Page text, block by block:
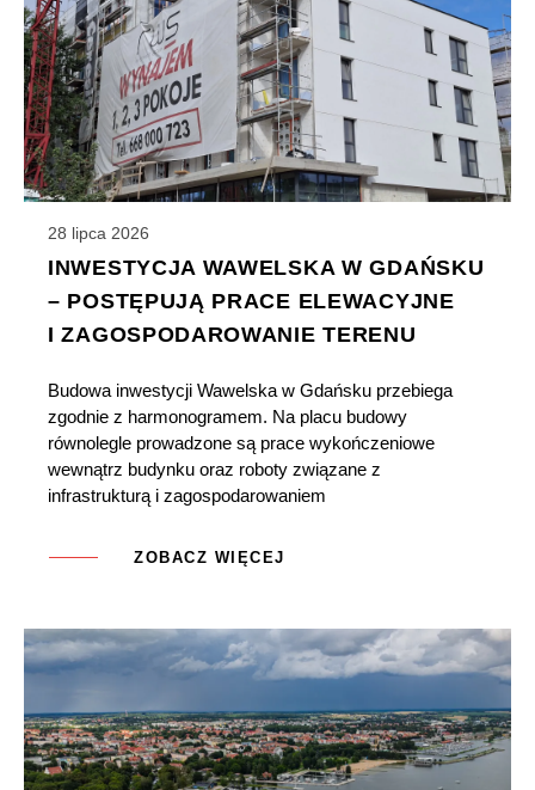
28 lipca 2026
INWESTYCJA WAWELSKA W GDAŃSKU
– POSTĘPUJĄ PRACE ELEWACYJNE
I ZAGOSPODAROWANIE TERENU
Budowa inwestycji Wawelska w Gdańsku przebiega
zgodnie z harmonogramem. Na placu budowy
równolegle prowadzone są prace wykończeniowe
wewnątrz budynku oraz roboty związane z
infrastrukturą i zagospodarowaniem
ZOBACZ WIĘCEJ